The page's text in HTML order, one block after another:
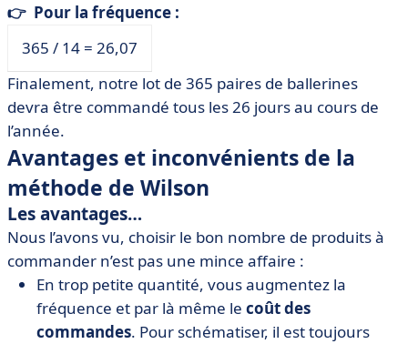
👉 Pour la fréquence :
365 / 14 = 26,07
Finalement, notre lot de 365 paires de ballerines
devra être commandé tous les 26 jours au cours de
l’année.
Avantages et inconvénients de la
méthode de Wilson
Les avantages…
Nous l’avons vu, choisir le bon nombre de produits à
commander n’est pas une mince affaire :
En trop petite quantité, vous augmentez la
fréquence et par là même le coût des
commandes. Pour schématiser, il est toujours